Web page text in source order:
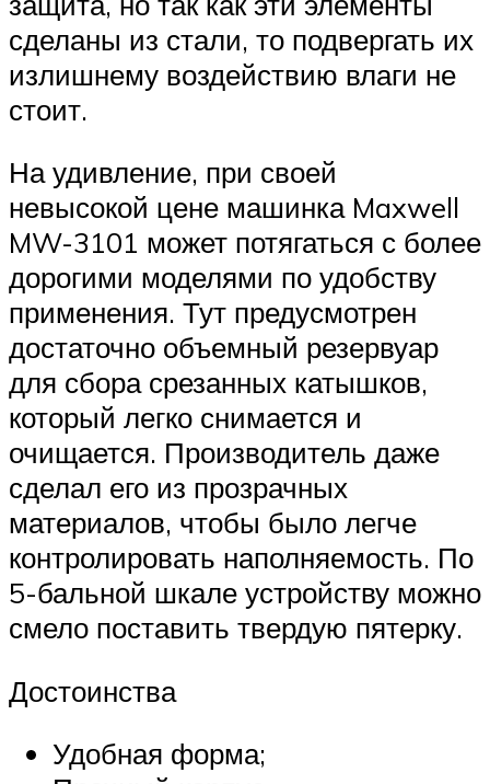
сделаны из стали, то подвергать их
излишнему воздействию влаги не
стоит.
На удивление, при своей
невысокой цене машинка Maxwell
MW-3101 может потягаться с более
дорогими моделями по удобству
применения. Тут предусмотрен
достаточно объемный резервуар
для сбора срезанных катышков,
который легко снимается и
очищается. Производитель даже
сделал его из прозрачных
материалов, чтобы было легче
контролировать наполняемость. По
5-бальной шкале устройству можно
смело поставить твердую пятерку.
Достоинства
Удобная форма;